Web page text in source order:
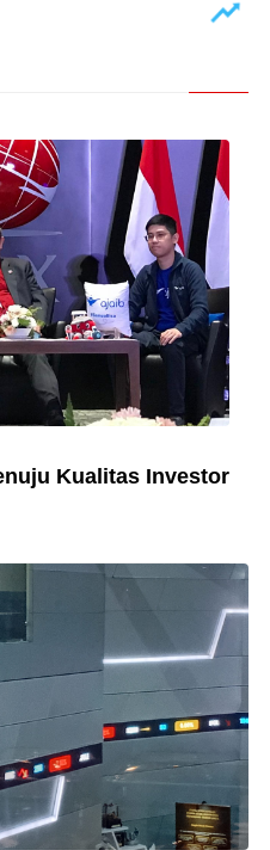
Kualitas Investor